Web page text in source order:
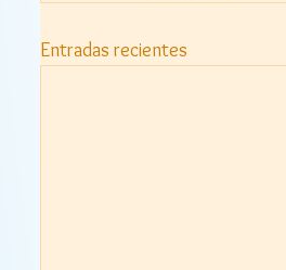
Entradas recientes